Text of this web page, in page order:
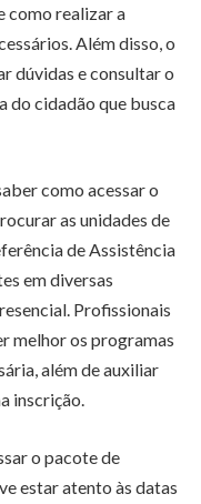
como realizar a
Além disso, o
dúvidas e consultar o
do cidadão que busca
como acessar o
as unidades de
de Assistência
em diversas
Profissionais
melhor os programas
além de auxiliar
inscrição.
o pacote de
estar atento às datas